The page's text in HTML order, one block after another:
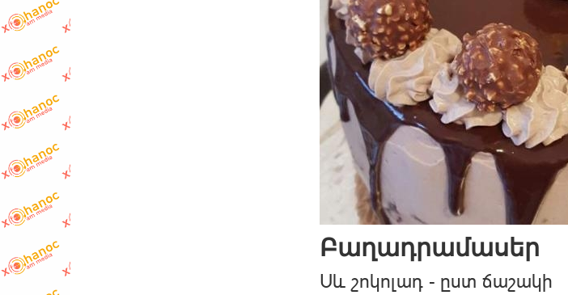
Բաղադրամասեր
Սև շոկոլադ - ըստ ճաշակի